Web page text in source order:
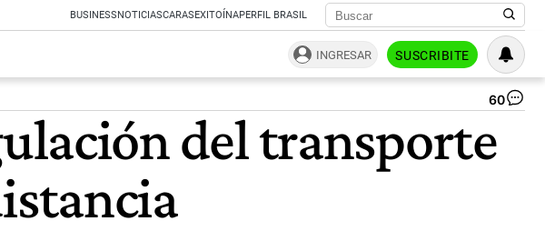
BUSINESSNOTICIASCARASEXITOÍNAPERFIL BRASIL
INGRESAR SUSCRIBITE
60
del transporte